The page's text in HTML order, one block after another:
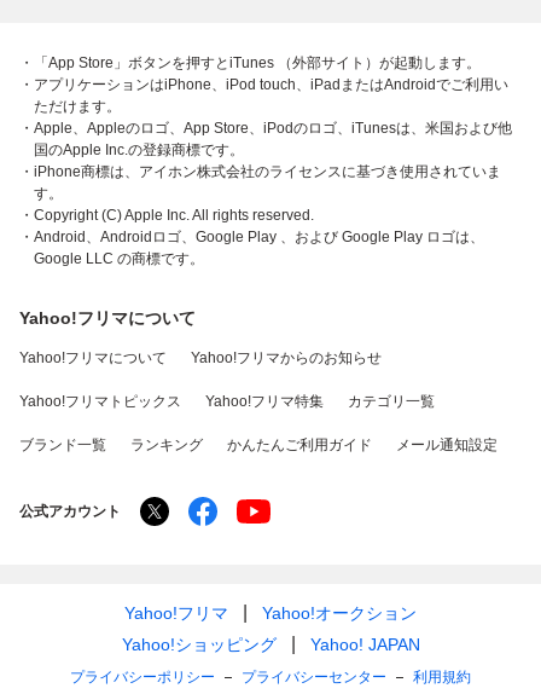
・「App Store」ボタンを押すとiTunes （外部サイト）が起動します。
・アプリケーションはiPhone、iPod touch、iPadまたはAndroidでご利用い
ただけます。
・Apple、Appleのロゴ、App Store、iPodのロゴ、iTunesは、米国および他
国のApple Inc.の登録商標です。
・iPhone商標は、アイホン株式会社のライセンスに基づき使用されていま
す。
・Copyright (C) Apple Inc. All rights reserved.
・Android、Androidロゴ、Google Play 、および Google Play ロゴは、
Google LLC の商標です。
Yahoo!フリマについて
Yahoo!フリマについて Yahoo!フリマからのお知らせ
Yahoo!フリマトピックス Yahoo!フリマ特集 カテゴリ一覧
ブランド一覧 ランキング かんたんご利用ガイド メール通知設定
公式アカウント
Yahoo!フリマ
Yahoo!オークション
Yahoo!ショッピング
Yahoo! JAPAN
プライバシーポリシー プライバシーセンター 利用規約